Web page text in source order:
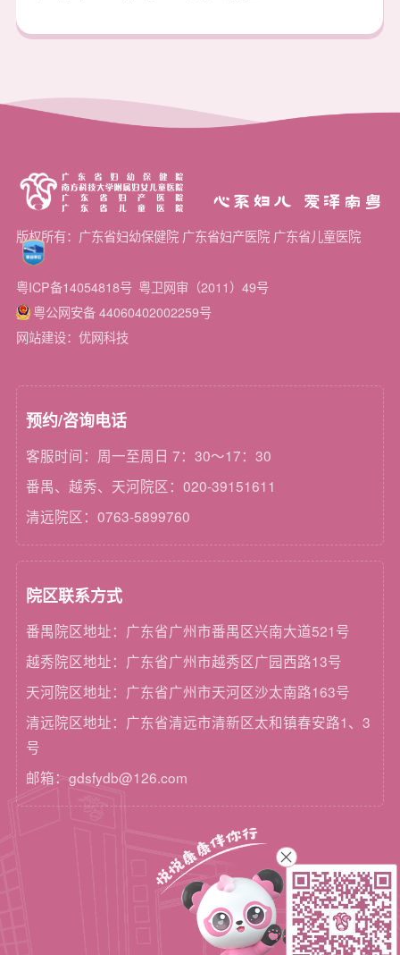
心系妇儿 爱泽南粤
版权所有：广东省妇幼保健院 广东省妇产医院 广东省儿童医院
粤ICP备14054818号 粤卫网审（2011）49号
粤公网安备 44060402002259号
网站建设：优网科技
预约/咨询电话
客服时间：周一至周日 7：30～17：30
番禺、越秀、天河院区：020-39151611
清远院区：0763-5899760
院区联系方式
番禺院区地址：广东省广州市番禺区兴南大道521号
越秀院区地址：广东省广州市越秀区广园西路13号
天河院区地址：广东省广州市天河区沙太南路163号
清远院区地址：广东省清远市清新区太和镇春安路1、3
号
邮箱：gdsfydb@126.com